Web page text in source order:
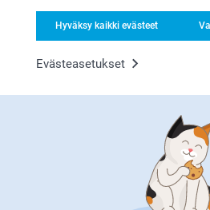
Hyväksy kaikki evästeet
Evästeasetukset
Sisko Jaakkola,
Painolaatu oli hyvä ja lopputulos